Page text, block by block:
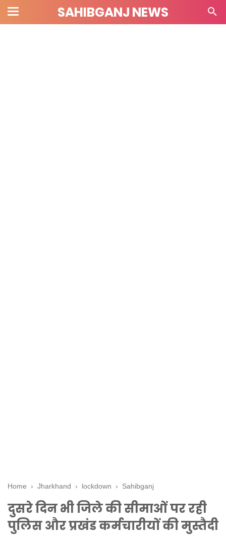
SAHIBGANJ NEWS
Home › Jharkhand › lockdown › Sahibganj
दुसरे दिन भी जिले की सीमाओं पर रही
पुलिस और प्रखंड कर्मचारीयों की मुस्तैदी